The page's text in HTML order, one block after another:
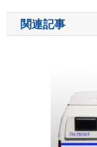
ナ
ビ
関連記事